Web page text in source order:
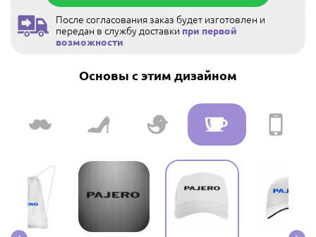
После согласования заказ будет изготовлен и
передан в службу доставки при первой
возможности
Основы с этим дизайном